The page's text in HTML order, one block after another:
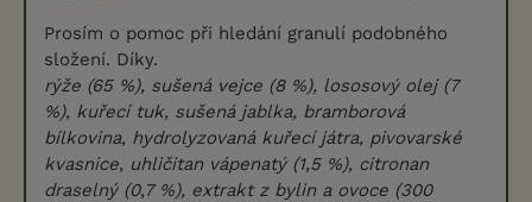
Prosím o pomoc při hledání granulí podobného
složení. Díky.
rýže (65 %), sušená vejce (8 %), lososový olej (7
%), kuřecí tuk, sušená jablka, bramborová
bílkovina, hydrolyzovaná kuřecí játra, pivovarské
kvasnice, uhličitan vápenatý (1,5 %), citronan
draselný (0,7 %), extrakt z bylin a ovoce (300